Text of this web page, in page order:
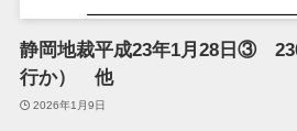
静岡地裁平成23年1月28日③
行か） 他
2026年1月9日